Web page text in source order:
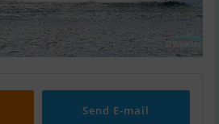
Send E-mail